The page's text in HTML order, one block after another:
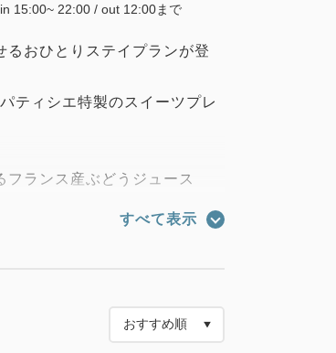
in 15:00~ 22:00 / out 12:00まで
るおひとりステイプランが登
ティシエ特製のスイーツプレ
ランス産ぶどうジュース
ースで、芳醇な香りをご堪能
すべて表示